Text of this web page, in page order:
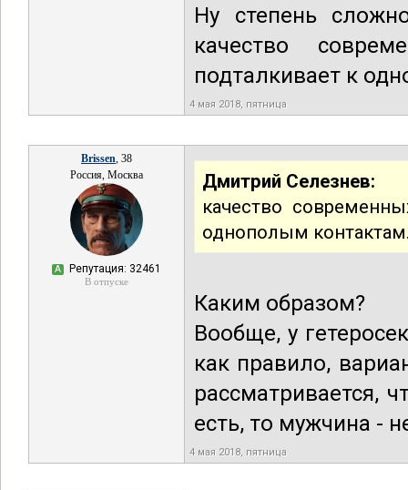
Ну степень
качество
подталкивает к
4 мая 2018, пятница
Brissen, 38
Россия, Москва
А Репутация: 32461
В отпуске
Дмитрий Селезнев:
качество
однополым
Каким образом?
Вообще, у
как правило,
рассматривается,
есть, то мужчина -
4 мая 2018, пятница